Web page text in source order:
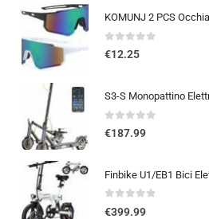
0out of 5
€12.25
0out of 5
€187.99
0out of 5
€399.99